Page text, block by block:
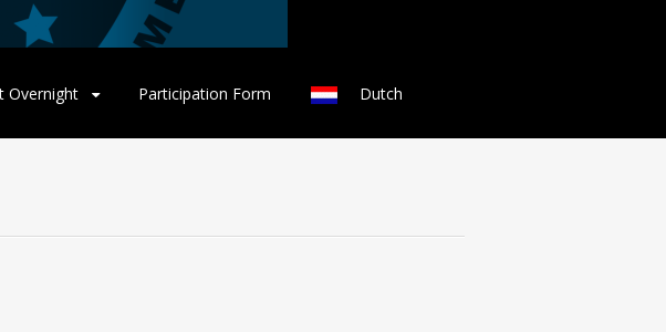
Overnight Participation Form Dutch